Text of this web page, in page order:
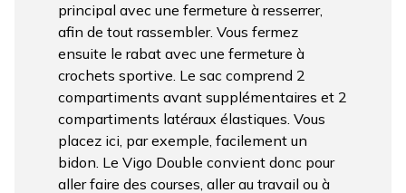
principal avec une fermeture à resserrer,
afin de tout rassembler. Vous fermez
ensuite le rabat avec une fermeture à
crochets sportive. Le sac comprend 2
compartiments avant supplémentaires et 2
compartiments latéraux élastiques. Vous
placez ici, par exemple, facilement un
bidon. Le Vigo Double convient donc pour
aller faire des courses, aller au travail ou à